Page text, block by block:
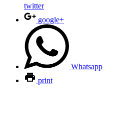
twitter
google+
Whatsapp
print